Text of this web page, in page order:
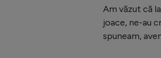
Am văzut că
joace, ne-au
spuneam,